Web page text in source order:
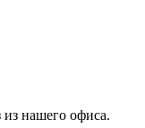
из нашего офиса.